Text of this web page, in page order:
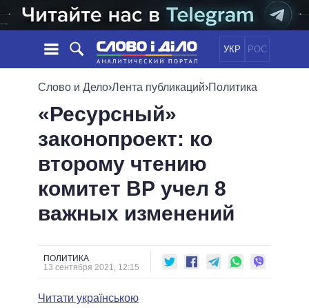
УКР РОС
НОВОСТИ
ЛЕНТА
СОБЫТИЯ
СТАТЬИ
МНЕНИЯ
ОБЗОРЫ
ДАЙДЖЕСТЫ
ПОЛИТИКА
ЭКОНОМИКА
ОБЩЕСТВО
ОБЕЩАНИЯ
ПОЛИТИКИ
ВСЕ ПОЛИТИКИ
ПРЕЗИДЕНТ И ОФИС
ВЕРХОВНАЯ РАДА
ГЛАВЫ ОБЛАДМИНИСТРАЦИЙ
МЭРЫ
ВСЕ ПЕРСОНЫ
ИНФОГРАФИКА
ВИДЕО
СРАВНЕНИЕ ПОЛИТИКОВ
Слово и Дело›Лента публикаций›Политика
«Ресурсный»
законопроект: ко
второму чтению
комитет ВР учел 8
важных изменений
ПОЛИТИКА
13 сентября 2021, 12:15
Читати українською